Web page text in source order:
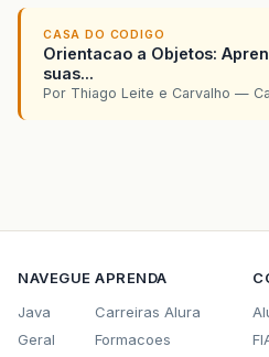
CASA DO CODIGO
Orientacao a Objetos:
suas...
Por Thiago Leite e Carvalho —
NAVEGUE
Java
Geral
APRENDA
Carreiras Alura
Formacoes